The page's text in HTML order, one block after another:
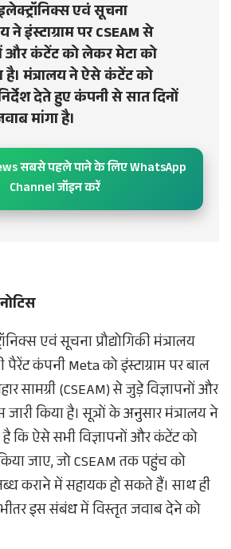
एवं सूचना
ने इंस्टाग्राम पर CSEAM से
और कंटेंट को लेकर मेटा को
है। मंत्रालय ने ऐसे कंटेंट को
देते हुए कंपनी से सात दिनों
मांगा है।
सबसे पहले पाने के लिए WhatsApp
Channel जॉइन करें
एवं सूचना प्रौद्योगिकी मंत्रालय
कंपनी Meta को इंस्टाग्राम पर बाल
सामग्री (CSEAM) से जुड़े विज्ञापनों और
किया है। सूत्रों के अनुसार मंत्रालय ने
है कि ऐसे सभी विज्ञापनों और कंटेंट को
जाए, जो CSEAM तक पहुंच को
कराने में सहायक हो सकते हैं। साथ ही
इस संबंध में विस्तृत जवाब देने को